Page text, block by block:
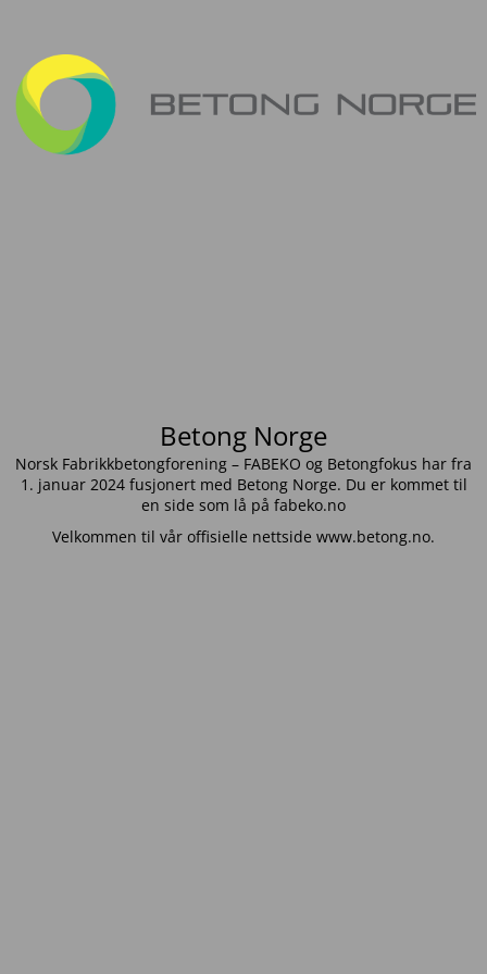
Betong Norge
Norsk Fabrikkbetongforening – FABEKO og Betongfokus har fra
1. januar 2024 fusjonert med Betong Norge. Du er kommet til
en side som lå på fabeko.no
Velkommen til vår offisielle nettside www.betong.no.